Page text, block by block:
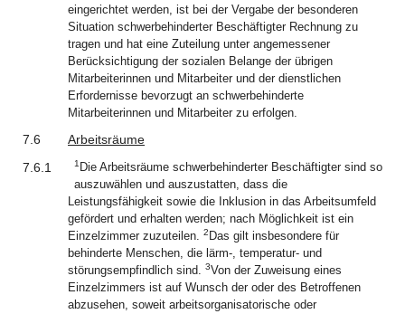
eingerichtet werden, ist bei der Vergabe der besonderen
Situation schwerbehinderter Beschäftigter Rechnung zu
tragen und hat eine Zuteilung unter angemessener
Berücksichtigung der sozialen Belange der übrigen
Mitarbeiterinnen und Mitarbeiter und der dienstlichen
Erfordernisse bevorzugt an schwerbehinderte
Mitarbeiterinnen und Mitarbeiter zu erfolgen.
7.6
Arbeitsräume
7.6.1
1 Die Arbeitsräume schwerbehinderter Beschäftigter sind so
auszuwählen und auszustatten, dass die
Leistungsfähigkeit sowie die Inklusion in das Arbeitsumfeld
gefördert und erhalten werden; nach Möglichkeit ist ein
Einzelzimmer zuzuteilen. 2 Das gilt insbesondere für
behinderte Menschen, die lärm-, temperatur- und
störungsempfindlich sind. 3Von der Zuweisung eines
Einzelzimmers ist auf Wunsch der oder des Betroffenen
abzusehen, soweit arbeitsorganisatorische oder